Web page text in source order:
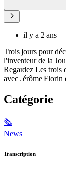
il y a 2 ans
Trois jours pour
l'inventeur de la
Regardez Les trois
avec Jérôme Florin
Catégorie
🗞
News
Transcription